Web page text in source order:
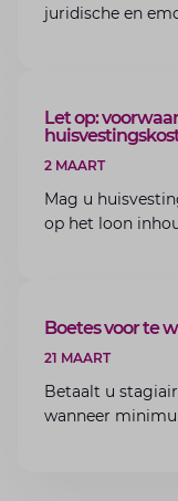
juridische en
ARTIKEL
Let op:
2 MAART
Mag u
op het loon
ARTIKEL
Boetes voor te
21 MAART
Betaalt u
wanneer